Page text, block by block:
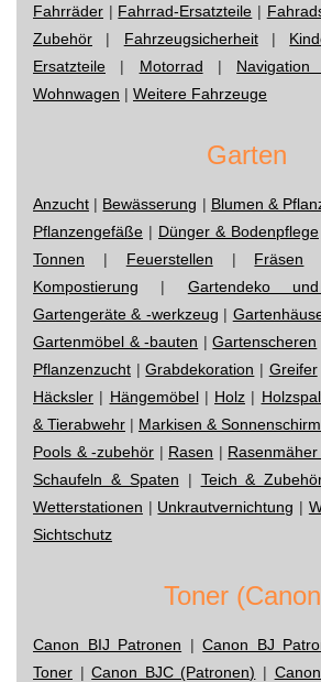
Fahrräder | Fahrrad-Ersatzteile |
Zubehör | Fahrzeugsicherheit|
Ersatzteile | Motorrad |
Wohnwagen | Weitere Fahrzeuge
Garten
Anzucht | Bewässerung | Blumen &
Pflanzengefäße | Dünger & Bodenpflege
Tonnen | Feuerstellen | Fräsen
Kompostierung | Gartendeko
Gartengeräte & -werkzeug |
Gartenmöbel & -bauten |Gartenscheren
Pflanzenzucht |Grabdekoration | Greifer
Häcksler | Hängemöbel| Holz |
& Tierabwehr | Markisen &
Pools & -zubehör | Rasen |
Schaufeln & Spaten | Teich &
Wetterstationen | Unkrautvernichtung |
Sichtschutz
Toner
Canon BIJ Patronen |Canon BJ
Toner |Canon BJC (Patronen) |